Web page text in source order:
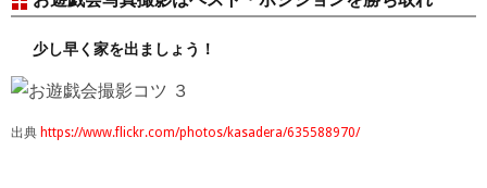
少し早く家を出ましょう！
出典 https://www.flickr.com/photos/kasadera/635588970/